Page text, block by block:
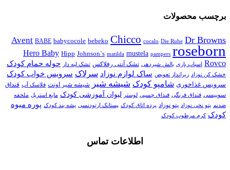
برچسب محصولات
Avent BABE babycocole bebeko Chicco cocalo Die Ruhe Dr Browns
Hero Baby Hipp Johnson`s matilda mustela pampers roseborn
Rovco اسباب بازی بالش شیردهی تشک آنتی رفلاکس تشک لبه دار حوله حمام کودک
خشک کن نوزاد زیرانداز تعویض ساک لوازم نوزاد سرلاک سرویس خواب کودک
سرویس غذاخوری شامپو کودک شیشه شیر شیشه شیر اونت فلاسک آب قنداق
سوییسی قنداق فرنگی قنداق چسبی لوستر لیوان آموزشی کودک مایع استریل ملحفه
ضدنم
پتو نخی نوزاد پتو نوزاد پرده اتاق کودک پستانک ارتودنسی پشه بند کودک پوره میوه
کودک کرم مرطوب کودک
اطلاعات تماس